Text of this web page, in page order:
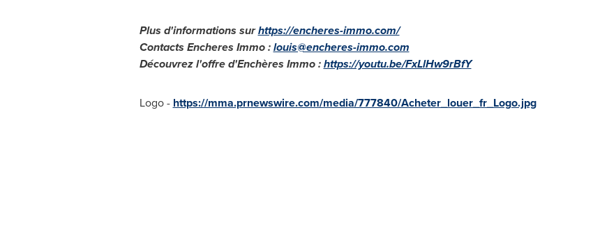
Plus d'informations surhttps://encheres-immo.com/
Contacts Encheres Immo :louis@encheres-immo.com
Découvrez l'offre d'Enchères Immo :https://youtu.be/FxLlHw9rBfY
Logo - https://mma.prnewswire.com/media/777840/Acheter_louer_fr_Logo.jpg